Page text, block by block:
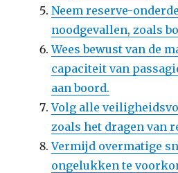
Neem reserve-
noodgevallen, zoals
Wees bewust van de
capaciteit van
aan boord.
Volg alle
zoals het dragen van
Vermijd overmatige
ongelukken te